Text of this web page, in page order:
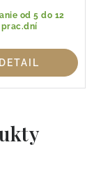
od 5 do 12
prac.dní
DETAIL